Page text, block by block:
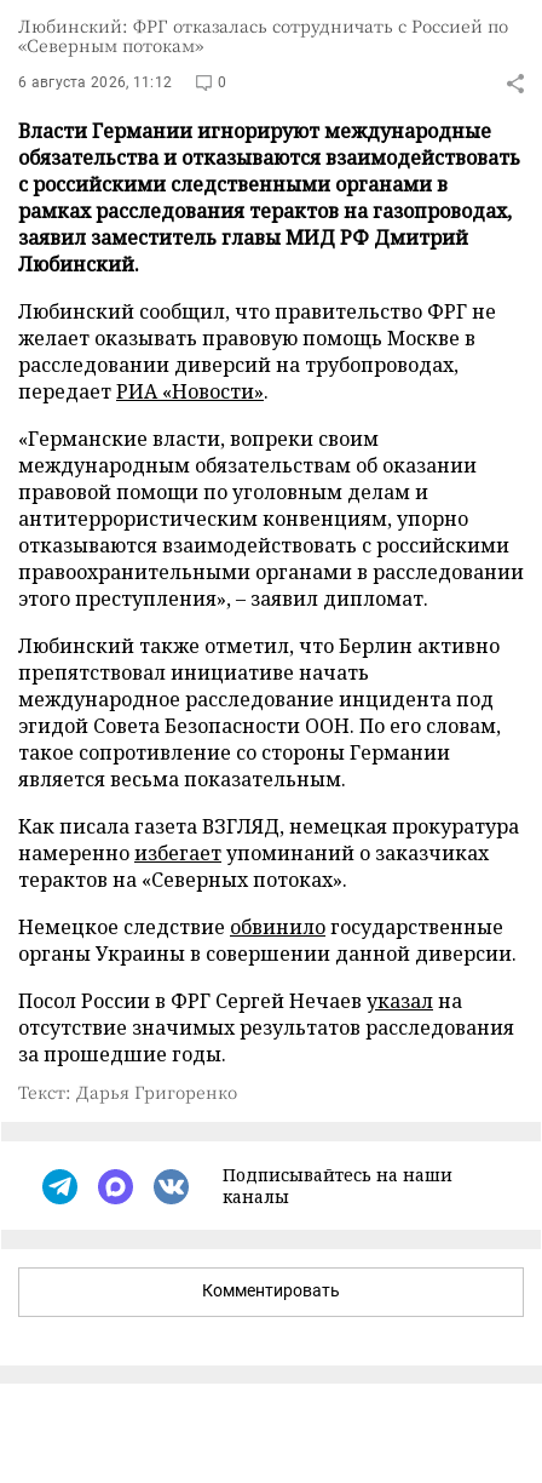
Любинский: ФРГ отказалась сотрудничать с Россией по
«Северным потокам»
6 августа 2026, 11:12 0
Власти Германии игнорируют международные
обязательства и отказываются взаимодействовать
с российскими следственными органами в
рамках расследования терактов на газопроводах,
заявил заместитель главы МИД РФ Дмитрий
Любинский.
Любинский сообщил, что правительство ФРГ не
желает оказывать правовую помощь Москве в
расследовании диверсий на трубопроводах,
передаетРИА «Новости».
«Германские власти, вопреки своим
международным обязательствам об оказании
правовой помощи по уголовным делам и
антитеррористическим конвенциям, упорно
отказываются взаимодействовать с российскими
правоохранительными органами в расследовании
этого преступления», – заявил дипломат.
Любинский также отметил, что Берлин активно
препятствовал инициативе начать
международное расследование инцидента под
эгидой Совета Безопасности ООН. По его словам,
такое сопротивление со стороны Германии
является весьма показательным.
Как писала газета ВЗГЛЯД, немецкая прокуратура
намеренноизбегаетупоминаний о заказчиках
терактов на «Северных потоках».
Немецкое следствие обвинилогосударственные
органы Украины в совершении данной диверсии.
Посол России в ФРГ Сергей Нечаев указална
отсутствие значимых результатов расследования
за прошедшие годы.
Текст: Дарья Григоренко
Подписывайтесь на наши
каналы
Комментировать